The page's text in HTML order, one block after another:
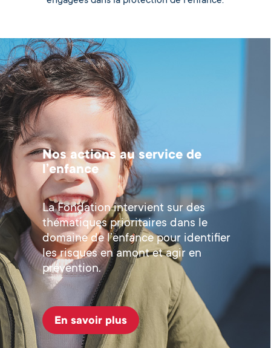
Nos actions au service de
l’enfance
La Fondation intervient sur des
thématiques prioritaires dans le
domaine de l’enfance pour identifier
les risques en amont et agir en
prévention.
En savoir plus